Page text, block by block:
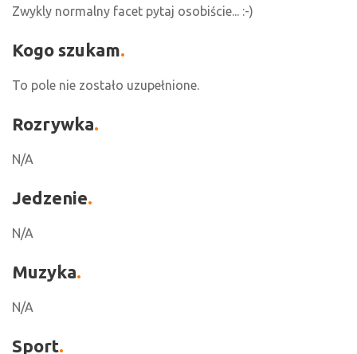
Zwykly normalny facet pytaj osobiście... :-)
Kogo szukam
To pole nie zostało uzupełnione.
Rozrywka
N/A
Jedzenie
N/A
Muzyka
N/A
Sport